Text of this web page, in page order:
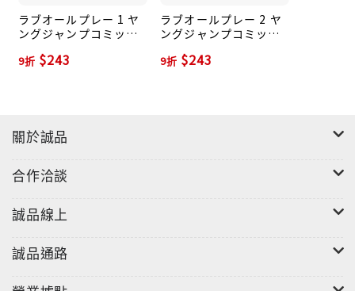
ラブオールプレー 1 ヤ
ングジャンプコミック
9折 $243
ラブオールプレー 2 ヤ
ングジャンプコミック
9折 $243
關於誠品
合作洽談
誠品線上
誠品通路